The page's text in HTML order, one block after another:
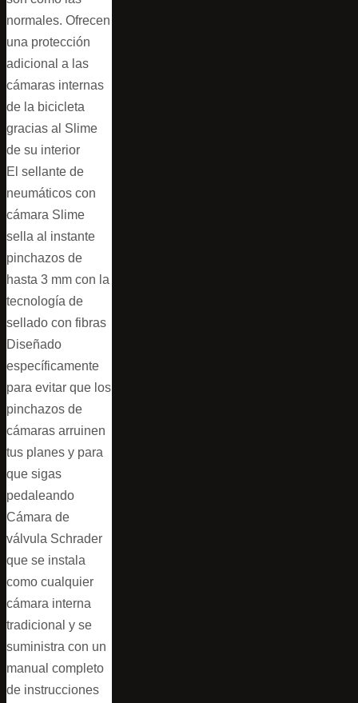
normales. Ofrecen
una protección
adicional a las
cámaras internas
de la bicicleta
gracias al Slime
de su interior
El sellante de
neumáticos con
cámara Slime
sella al instante
pinchazos de
hasta 3 mm con la
tecnología de
sellado con fibras
Diseñado
específicamente
para evitar que los
pinchazos de
cámaras arruinen
tus planes y para
que sigas
pedaleando
Cámara de
válvula Schrader
que se instala
como cualquier
cámara interna
tradicional y se
suministra con un
manual completo
de instrucciones